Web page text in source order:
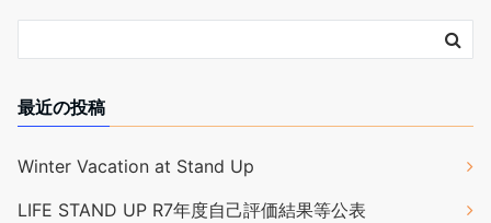
最近の投稿
Winter Vacation at Stand Up
LIFE STAND UP R7年度自己評価結果等公表